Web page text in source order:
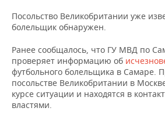
КИБЕРСПОРТ
ФИГУРНОЕ КАТАНИЕ
ВОДНЫЕ ВИДЫ СПОРТА
ХОККЕЙ С МЯЧОМ
КУЛЬТУРА
МЕДИЦИНА
ОБРАЗОВАНИЕ
ПРОИСШЕСТВИЯ
СПИСОК КОМПАНИЙ
Посольство Великобритании уже
болельщик обнаружен.
Ранее сообщалось, что ГУ МВД по
проверяет информацию об
футбольного болельщика в Самаре.
посольстве Великобритании в
курсе ситуации и находятся в
властями.